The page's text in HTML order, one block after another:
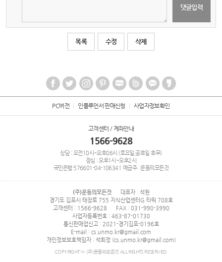
목록 수정 삭제
PC버전 인플루언서 판매신청 사업자정보확인
고객센터 / 계좌안내
1566-9628
상담 : 오전10시~오후06시 (토요일,공휴일 휴무)
점심 : 오후1시~오후2시
국민은행 576601-04-106341 예금주 : 운동의모든것
(주)운동의모든것
대표자 : 석현
경기도 김포시 태장로 755 지식산업센터G 타워 708호
고객센터 : 1566-9628
FAX : 031-990-3990
사업자등록번호 : 463-87-01730
통신판매업신고 : 2021-경기김포-0196호
E-mail : cs.unmo.kr@gmail.com
개인정보보호책임자 : 석희정 (cs.unmo.kr@gmail.com)
COPYRIGHT © (주)운동의모든것 ALL RIGHTS RESERVED.